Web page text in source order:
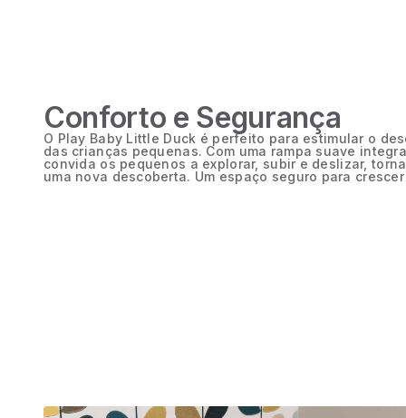
Conforto e Segurança
O Play Baby Little Duck é perfeito para estimular o
das crianças pequenas. Com uma rampa suave
convida os pequenos a explorar, subir e deslizar,
uma nova descoberta. Um espaço seguro para